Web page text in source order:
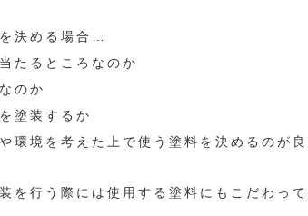
決める場合…
たるところなのか
のか
塗装するか
環境を考えた上で使う塗料を決めるのが良
を行う際には使用する塗料にもこだわって